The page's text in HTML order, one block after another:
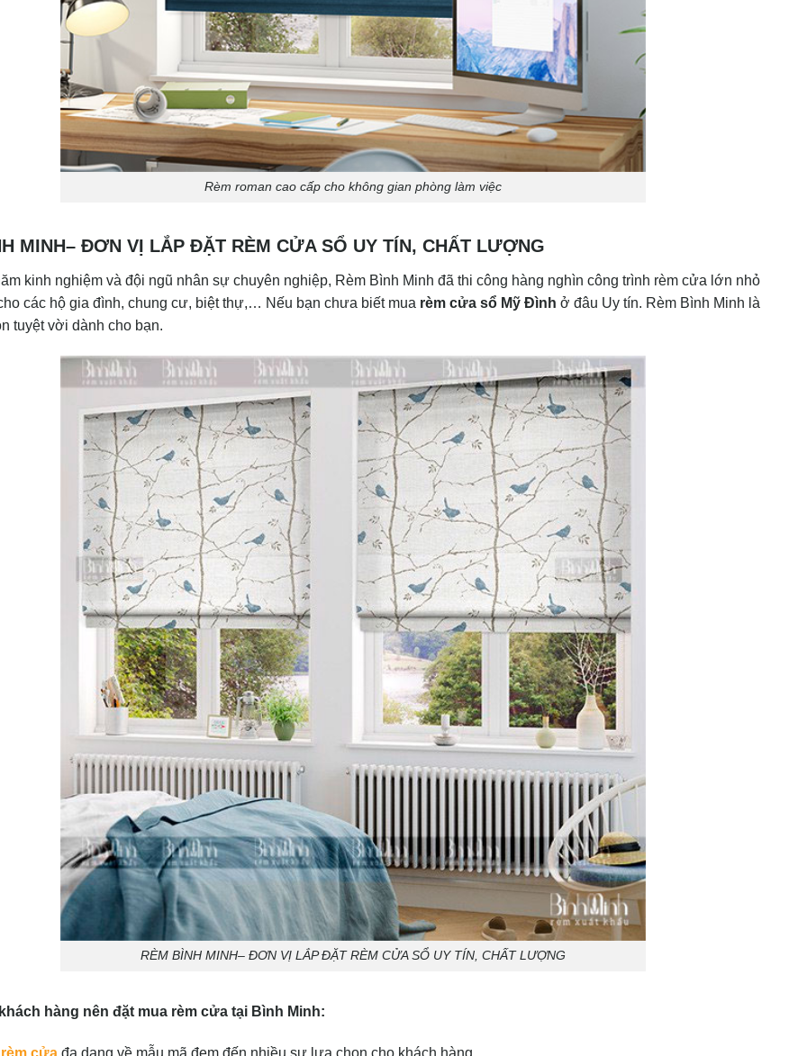
Rèm roman cao cấp cho không gian phòng làm việc
MINH– ĐƠN VỊ LẮP ĐẶT RÈM CỬA SỔ UY TÍN, CHẤT LƯỢNG
kinh nghiệm và đội ngũ nhân sự chuyên nghiệp, Rèm Bình Minh đã thi công hàng nghìn công trình rèm cửa lớn nhỏ
các hộ gia đình, chung cư, biệt thự,… Nếu bạn chưa biết mua rèm cửa sổ Mỹ Đình ở đâu Uy tín. Rèm Bình Minh là
tuyệt vời dành cho bạn.
RÈM BÌNH MINH– ĐƠN VỊ LẮP ĐẶT RÈM CỬA SỔ UY TÍN, CHẤT LƯỢNG
hàng nên đặt mua rèm cửa tại Bình Minh: